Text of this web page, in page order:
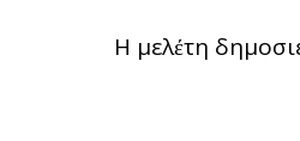
Η μελέτη